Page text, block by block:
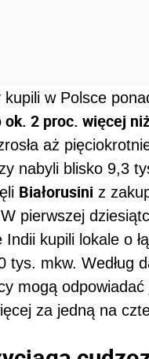
w Polsce
ok. 2 proc. więcej
aż
nabyli blisko 9,3
Białorusini z
pierwszej
Indii kupili lokale o
mkw. Według
mogą
za jedną na